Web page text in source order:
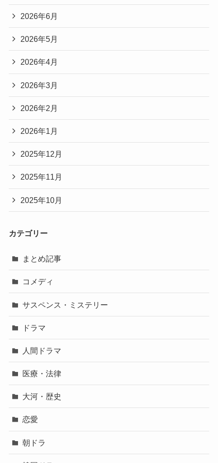
2026年6月
2026年5月
2026年4月
2026年3月
2026年2月
2026年1月
2025年12月
2025年11月
2025年10月
カテゴリー
まとめ記事
コメディ
サスペンス・ミステリー
ドラマ
人間ドラマ
医療・法律
大河・歴史
恋愛
朝ドラ